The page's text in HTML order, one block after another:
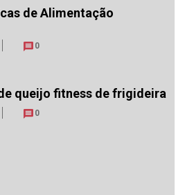
de Alimentação
0
queijo fitness de frigideira
0